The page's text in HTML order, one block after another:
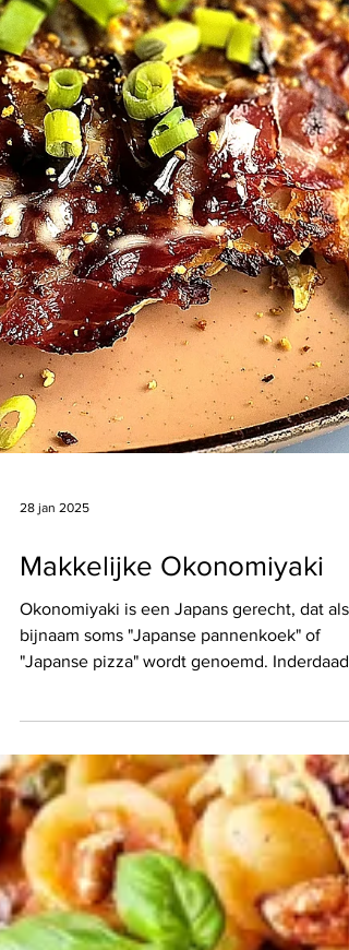
Makkelijke Okonomiyaki
Okonomiyaki is een Japans gerecht, dat als
bijnaam soms "Japanse pannenkoek" of
een soort van...